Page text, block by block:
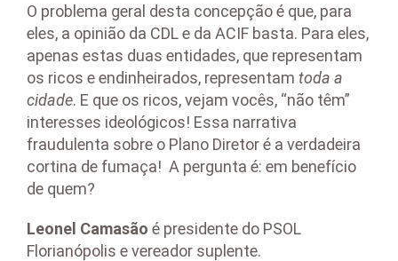
O problema geral desta concepção é que, para
eles, a opinião da CDL e da ACIF basta. Para eles,
apenas estas duas entidades, que representam
os ricos e endinheirados, representam toda a
cidade. E que os ricos, vejam vocês, “não têm”
interesses ideológicos! Essa narrativa
fraudulenta sobre o Plano Diretor é a verdadeira
cortina de fumaça! A pergunta é: em benefício
de quem?
Leonel Camasão é presidente do PSOL
Florianópolis e vereador suplente.